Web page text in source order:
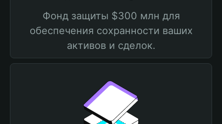
Фонд защиты $300 млн для
обеспечения сохранности ваших
активов и сделок.